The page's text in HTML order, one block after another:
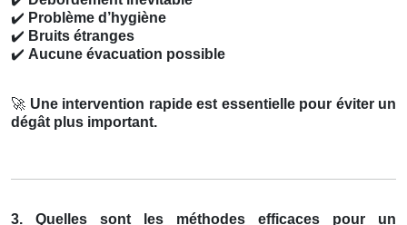
✔️ Problème d’hygiène
✔️ Bruits étranges
✔️ Aucune évacuation possible
🚀 Une intervention rapide est essentielle pour éviter un
dégât plus important.
3. Quelles sont les méthodes efficaces pour un